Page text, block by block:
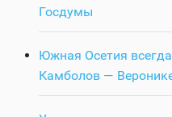
Госдумы
Южная Осетия
Камболов —